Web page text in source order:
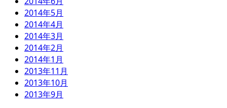
2014年5月
2014年4月
2014年3月
2014年2月
2014年1月
2013年11月
2013年10月
2013年9月